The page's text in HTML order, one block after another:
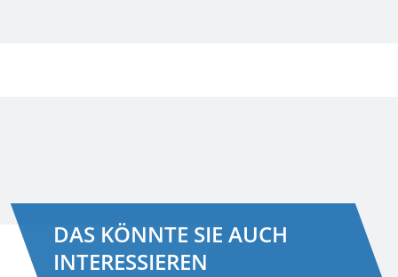
DAS KÖNNTE SIE AUCH
INTERESSIEREN